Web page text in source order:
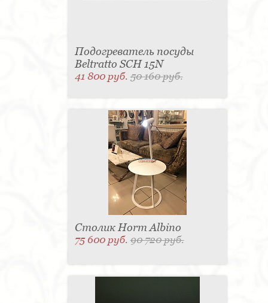
Подогреватель посуды
Beltratto SCH 15N
41 800 руб.50 160 руб.
Столик Horm Albino
75 600 руб.90 720 руб.